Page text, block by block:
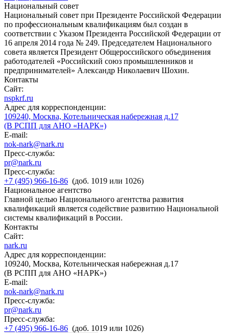
Национальный совет
Национальный совет при Президенте Российской Федерации
по профессиональным квалификациям был создан в
соответствии с Указом Президента Российской Федерации от
16 апреля 2014 года № 249. Председателем Национального
совета является Президент Общероссийского объединения
работодателей «Российский союз промышленников и
предпринимателей» Александр Николаевич Шохин.
Контакты
Сайт:
nspkrf.ru
Адрес для корреспонденции:
109240, Москва, Котельническая набережная д.17
(В РСПП для АНО «НАРК»)
E-mail:
nok-nark@nark.ru
Пресс-служба:
pr@nark.ru
Пресс-служба:
+7 (495) 966-16-86 (доб. 1019 или 1026)
Национальное агентство
Главной целью Национального агентства развития
квалификаций является содействие развитию Национальной
системы квалификаций в России.
Контакты
Сайт:
nark.ru
Адрес для корреспонденции:
109240, Москва, Котельническая набережная д.17
(В РСПП для АНО «НАРК»)
E-mail:
nok-nark@nark.ru
Пресс-служба:
pr@nark.ru
Пресс-служба:
+7 (495) 966-16-86 (доб. 1019 или 1026)